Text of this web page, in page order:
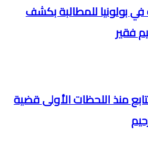
في بولونيا للمطالبة بكشف
فقير
منذ اللحظات الأولى قضية